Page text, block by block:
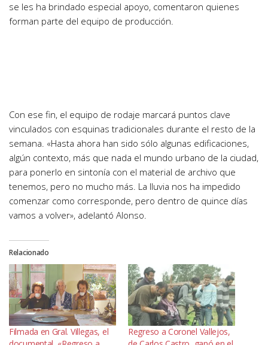
se les ha brindado especial apoyo, comentaron quienes
forman parte del equipo de producción.
Con ese fin, el equipo de rodaje marcará puntos clave
vinculados con esquinas tradicionales durante el resto de la
semana. «Hasta ahora han sido sólo algunas edificaciones,
algún contexto, más que nada el mundo urbano de la ciudad,
para ponerlo en sintonía con el material de archivo que
tenemos, pero no mucho más. La lluvia nos ha impedido
comenzar como corresponde, pero dentro de quince días
vamos a volver», adelantó Alonso.
Relacionado
Filmada en Gral. Villegas, el
Regreso a Coronel Vallejos,